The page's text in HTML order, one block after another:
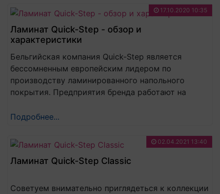
17.10.2020 10:35
Ламинат Quick-Step - обзор и
характеристики
Бельгийская компания Quick-Step является
бессомненным европейским лидером по
производству ламинированного напольного
покрытия. Предприятия бренда работают на
Продукцию компании характеризует неизменно
нетребовательность в уходе.
Подробнее...
02.04.2021 13:40
Ламинат Quick-Step Classic
Советуем внимательно приглядеться к коллекции